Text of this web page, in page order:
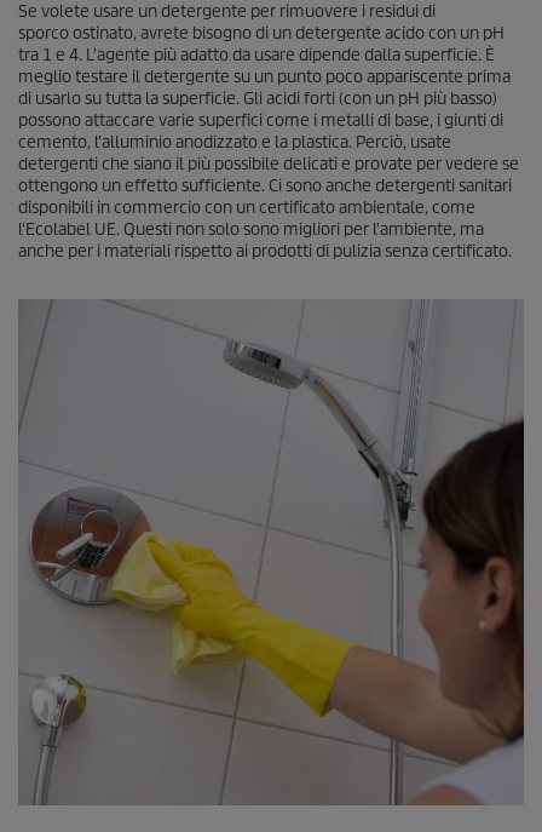
Se volete usare un detergente per rimuovere i residui di
sporco ostinato, avrete bisogno di un detergente acido con un pH
tra 1 e 4. L'agente più adatto da usare dipende dalla superficie. È
meglio testare il detergente su un punto poco appariscente prima
di usarlo su tutta la superficie. Gli acidi forti (con un pH più basso)
possono attaccare varie superfici come i metalli di base, i giunti di
cemento, l'alluminio anodizzato e la plastica. Perciò, usate
detergenti che siano il più possibile delicati e provate per vedere se
ottengono un effetto sufficiente. Ci sono anche detergenti sanitari
disponibili in commercio con un certificato ambientale, come
l'Ecolabel UE. Questi non solo sono migliori per l'ambiente, ma
anche per i materiali rispetto ai prodotti di pulizia senza certificato.